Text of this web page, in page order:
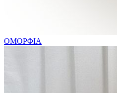
ΟΜΟΡΦΙΑ